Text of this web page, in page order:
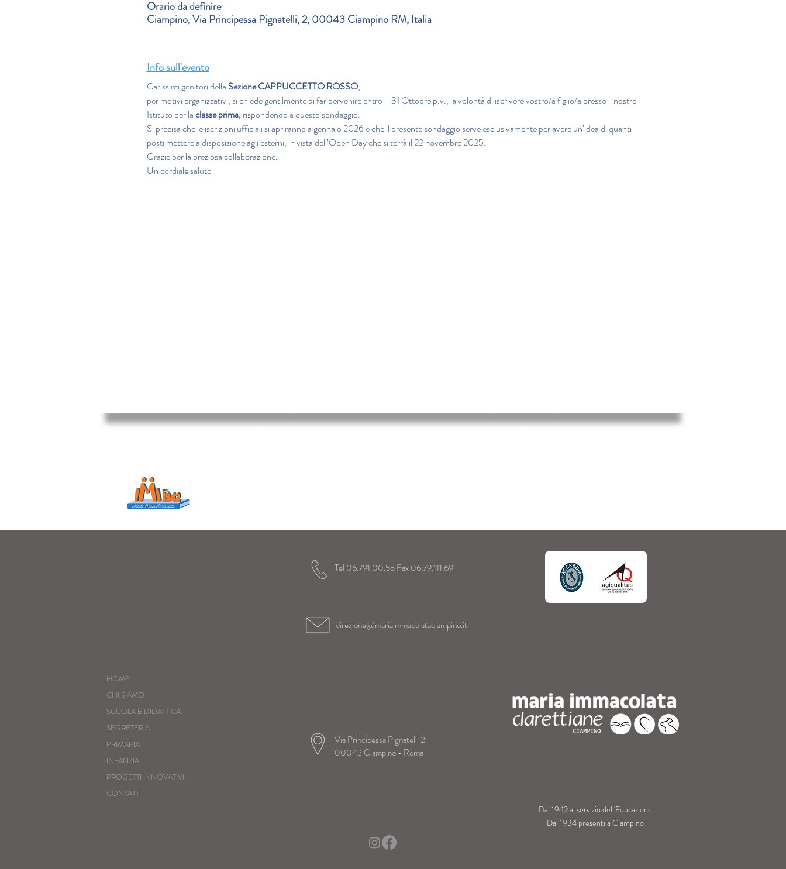
Orario da definire
Ciampino, Via Principessa Pignatelli, 2, 00043 Ciampino RM, Italia
Info sull'evento
Carissimi genitori della Sezione CAPPUCCETTO ROSSO,
per motivi organizzativi, si chiede gentilmente di far pervenire entro il  31 Ottobre p.v., la volontà di iscrivere vostro/a figlio/a presso il nostro
Istituto per la classe prima, rispondendo a questo sondaggio.
Si precisa che le iscrizioni ufficiali si apriranno a gennaio 2026 e che il presente sondaggio serve esclusivamente per avere un’idea di quanti
posti mettere a disposizione agli esterni, in vista dell’Open Day che si terrà il 22 novembre 2025.
Grazie per la preziosa collaborazione.
Un cordiale saluto
Tel 06.791.00.55 Fax 06.79.111.69
direzione@mariaimmacolataciampino.it
HOME
CHI SIAMO
SCUOLA E DIDATTICA
SEGRETERIA
PRIMARIA
INFANZIA
PROGETTI INNOVATIVI
CONTATTI
Via Principessa Pignatelli 2
00043 Ciampino - Roma
Dal 1942 al servizio dell'Educazione
Dal 1934 presenti a Ciampino